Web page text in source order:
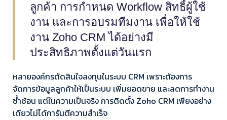
ลูกค้า การกำหนด Workflow สิทธิ์ผู้ใช้
งาน และการอบรมทีมงาน เพื่อให้ใช้
งาน Zoho CRM ได้อย่างมี
ประสิทธิภาพตั้งแต่วันแรก
หลายองค์กรตัดสินใจลงทุนในระบบ CRM เพราะต้องการ
จัดการข้อมูลลูกค้าให้เป็นระบบ เพิ่มยอดขาย และลดการทำงาน
ซ้ำซ้อน แต่ในความเป็นจริง การติดตั้ง Zoho CRM เพียงอย่าง
เดียวไม่ได้การันตีความสำเร็จ